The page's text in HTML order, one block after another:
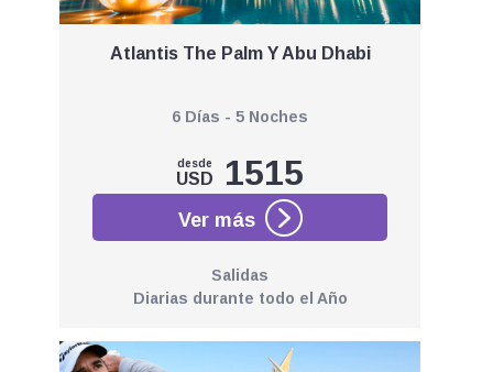
Atlantis The Palm Y Abu Dhabi
6 Días - 5 Noches
desde
USD 1515
Salidas
Diarias durante todo el Año